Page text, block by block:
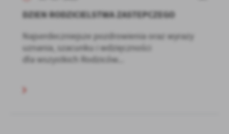
DZIEN RODZICIELSTWA ZASTEPCZEGO
Najserdeczniejsze pozdrowienia oraz wyrazy
uznania, szacunku i wdzięczności
dla wszystkich Rodziców...